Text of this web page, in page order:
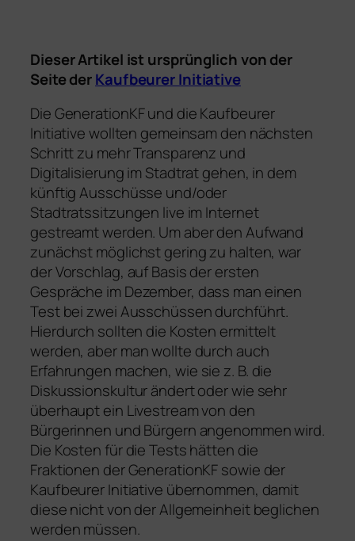
Dieser Artikel ist ursprünglich von der
Seite derKaufbeurer Initiative
Die GenerationKF und die Kaufbeurer
Initiative wollten gemeinsam den nächsten
Schritt zu mehr Transparenz und
Digitalisierung im Stadtrat gehen, in dem
künftig Ausschüsse und/oder
Stadtratssitzungen live im Internet
gestreamt werden. Um aber den Aufwand
zunächst möglichst gering zu halten, war
der Vorschlag, auf Basis der ersten
Gespräche im Dezember, dass man einen
Test bei zwei Ausschüssen durchführt.
Hierdurch sollten die Kosten ermittelt
werden, aber man wollte durch auch
Erfahrungen machen, wie sie z. B. die
Diskussionskultur ändert oder wie sehr
überhaupt ein Livestream von den
Bürgerinnen und Bürgern angenommen wird.
Die Kosten für die Tests hätten die
Fraktionen der GenerationKF sowie der
Kaufbeurer Initiative übernommen, damit
diese nicht von der Allgemeinheit beglichen
werden müssen.